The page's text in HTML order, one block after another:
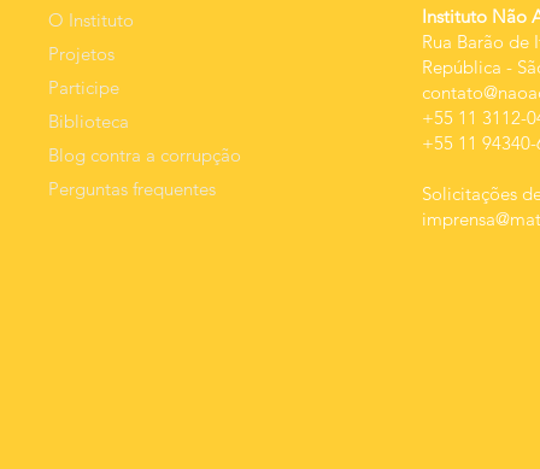
resultado.
O Instituto
Projetos
Participe
Biblioteca
Blog contra a corrupção
Perguntas frequentes
Instituto Não
Rua Barão de
República -
+55 11 3112-
+55 11
Solicitações